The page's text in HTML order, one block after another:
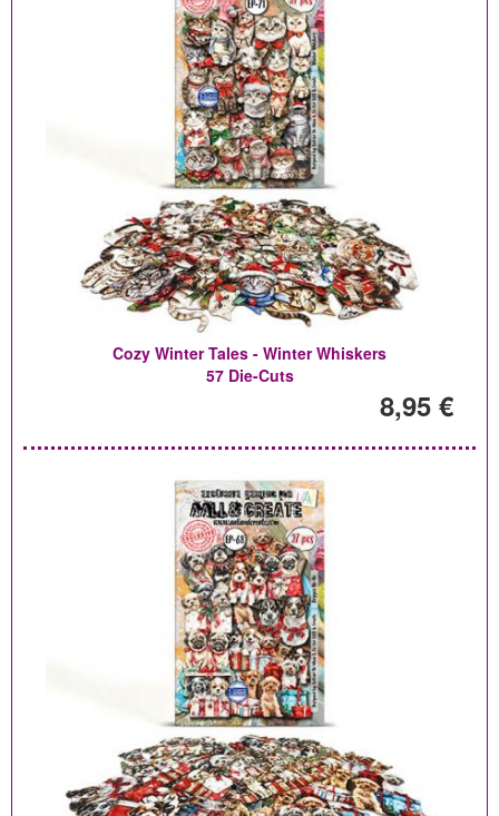
Cozy Winter Tales - Winter Whiskers
57 Die-Cuts
8,95 €